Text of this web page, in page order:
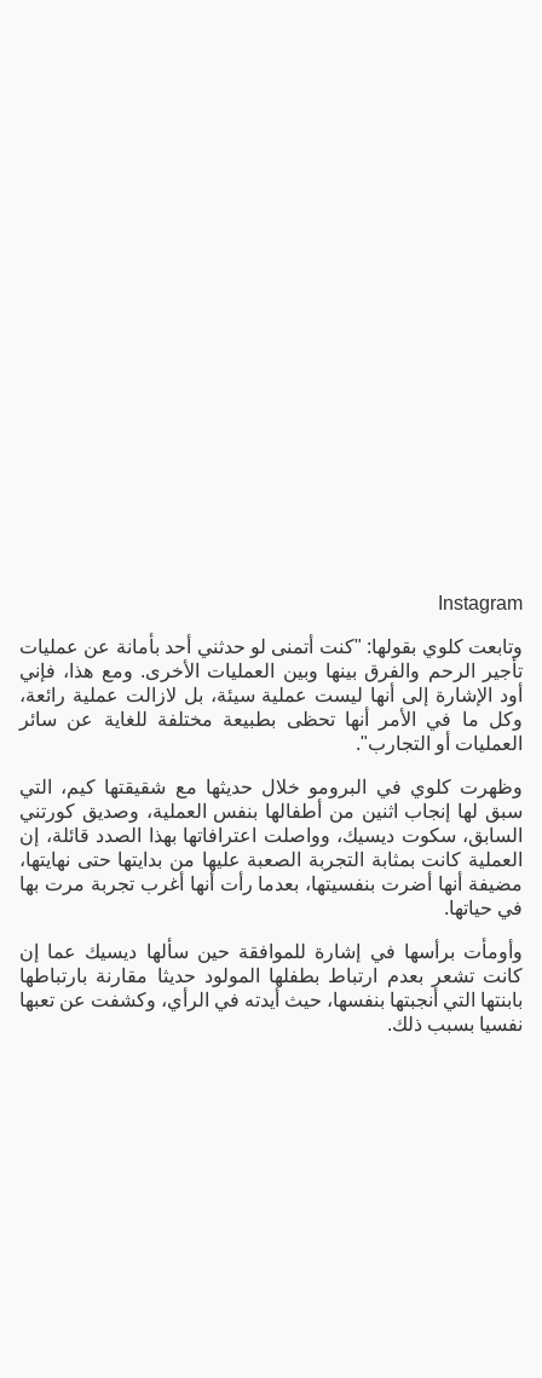
Instagram
وتابعت كلوي بقولها: "كنت أتمنى لو حدثني أحد بأمانة عن عمليات
تأجير الرحم والفرق بينها وبين العمليات الأخرى. ومع هذا، فإني
أود الإشارة إلى أنها ليست عملية سيئة، بل لازالت عملية رائعة،
وكل ما في الأمر أنها تحظى بطبيعة مختلفة للغاية عن سائر
العمليات أو التجارب".
وظهرت كلوي في البرومو خلال حديثها مع شقيقتها كيم، التي
سبق لها إنجاب اثنين من أطفالها بنفس العملية، وصديق كورتني
السابق، سكوت ديسيك، وواصلت اعترافاتها بهذا الصدد قائلة، إن
العملية كانت بمثابة التجربة الصعبة عليها من بدايتها حتى نهايتها،
مضيفة أنها أضرت بنفسيتها، بعدما رأت أنها أغرب تجربة مرت بها
في حياتها.
وأومأت برأسها في إشارة للموافقة حين سألها ديسيك عما إن
كانت تشعر بعدم ارتباط بطفلها المولود حديثا مقارنة بارتباطها
بابنتها التي أنجبتها بنفسها، حيث أيدته في الرأي، وكشفت عن تعبها
نفسيا بسبب ذلك.